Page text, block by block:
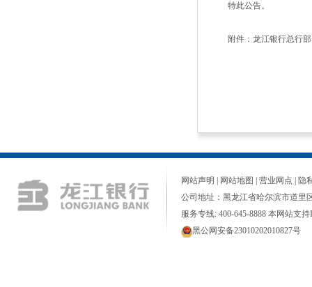
特此公告。
附件： 龙江银行总行
网站声明 网站地图 营业网点
隐
公司地址：黑龙江省哈尔滨市道里
服务专线: 400-645-8888 本网站支持
黑公网安备23010202010827号